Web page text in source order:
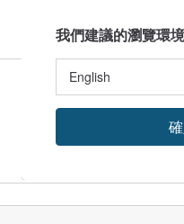
我們建議的瀏覽環境